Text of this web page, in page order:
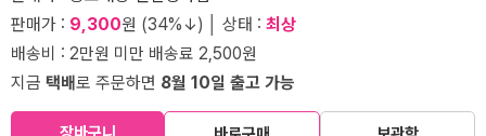
판매가 : 9,300원 (34%↓) │ 상태 : 최상
배송비 : 2만원 미만 배송료 2,500원
지금 택배로 주문하면 8월 10일 출고 가능